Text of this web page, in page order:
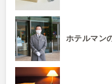
ホテルマン